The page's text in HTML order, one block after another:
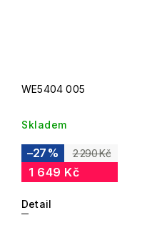
WE5404 005
Skladem
2 290 Kč
–27 %
1 649 Kč
Detail